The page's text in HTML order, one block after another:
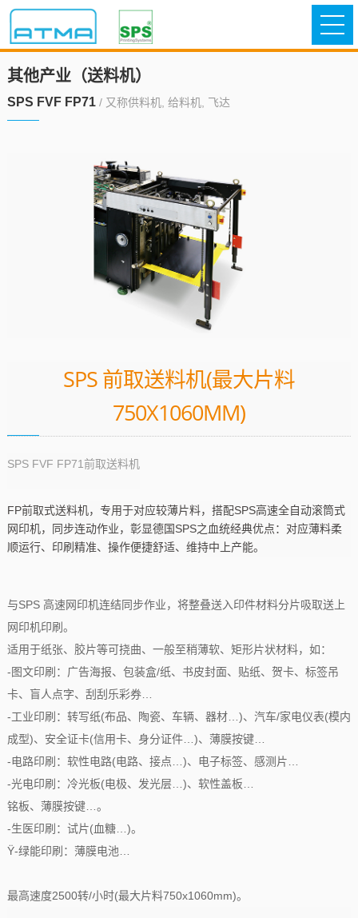
其他产业（送料机）
SPS FVF FP71 / 又称供料机, 给料机, 飞达
SPS 前取送料机(最大片料
750X1060MM)
SPS FVF FP71前取送料机
FP前取式送料机，专用于对应较薄片料，搭配SPS高速全自动滚筒式
网印机，同步连动作业，彰显德国SPS之血统经典优点：对应薄料柔
顺运行、印刷精准、操作便捷舒适、维持中上产能。
与SPS 高速网印机连结同步作业，将整叠送入印件材料分片吸取送上
网印机印刷。
适用于纸张、胶片等可挠曲、一般至稍薄软、矩形片状材料，如：
-图文印刷：广告海报、包装盒/纸、书皮封面、贴纸、贺卡、标签吊
卡、盲人点字、刮刮乐彩券…
-工业印刷：转写纸(布品、陶瓷、车辆、器材…)、汽车/家电仪表(模内
成型)、安全证卡(信用卡、身分证件…)、薄膜按键…
-电路印刷：软性电路(电路、接点…)、电子标签、感测片…
-光电印刷：冷光板(电极、发光层…)、软性盖板…
铭板、薄膜按键…。
-生医印刷：试片(血糖…)。
Ÿ-绿能印刷：薄膜电池…
最高速度2500转/小时(最大片料750x1060mm)。